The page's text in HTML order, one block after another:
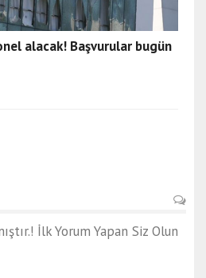
alacak! Başvurular bugün
İlk Yorum Yapan Siz Olun